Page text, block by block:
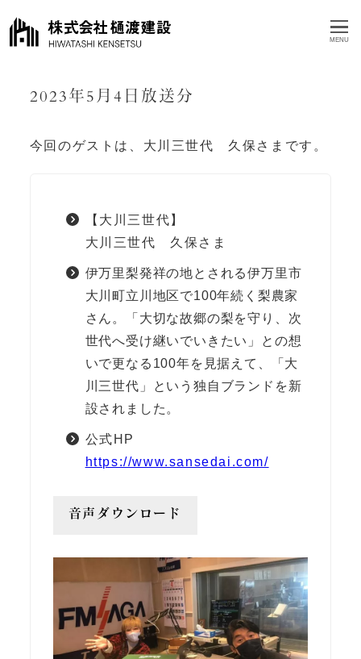
MENU
2023年5月4日放送分
今回のゲストは、大川三世代 久保さまです。
【大川三世代】
大川三世代 久保さま
伊万里梨発祥の地とされる伊万里市
大川町立川地区で100年続く梨農家
さん。「大切な故郷の梨を守り、次
世代へ受け継いでいきたい」との想
いで更なる100年を見据えて、「大
川三世代」という独自ブランドを新
設されました。
公式HP
https://www.sansedai.com/
音声ダウンロード